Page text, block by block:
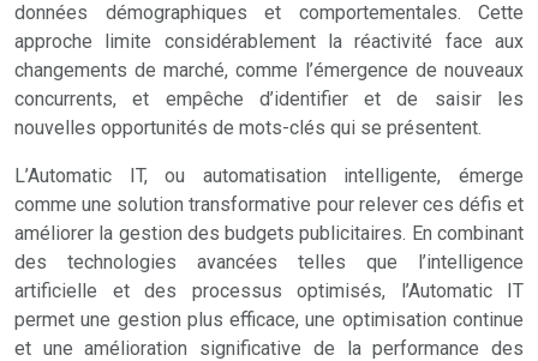
données démographiques et comportementales. Cette
approche limite considérablement la réactivité face aux
changements de marché, comme l’émergence de nouveaux
concurrents, et empêche d’identifier et de saisir les
nouvelles opportunités de mots-clés qui se présentent.
L’Automatic IT, ou automatisation intelligente, émerge
comme une solution transformative pour relever ces défis et
améliorer la gestion des budgets publicitaires. En combinant
des technologies avancées telles que l’intelligence
artificielle et des processus optimisés, l’Automatic IT
permet une gestion plus efficace, une optimisation continue
et une amélioration significative de la performance des